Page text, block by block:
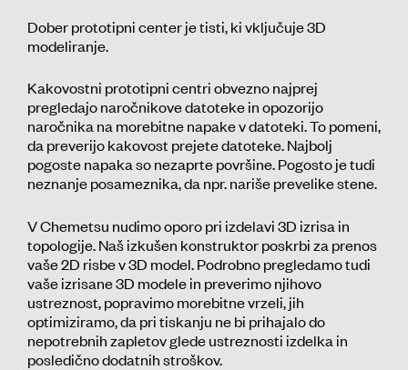
Dober prototipni center je tisti, ki vključuje 3D
modeliranje.
Kakovostni prototipni centri obvezno najprej
pregledajo naročnikove datoteke in opozorijo
naročnika na morebitne napake v datoteki. To pomeni,
da preverijo kakovost prejete datoteke. Najbolj
pogoste napaka so nezaprte površine. Pogosto je tudi
neznanje posameznika, da npr. nariše prevelike stene.
V Chemetsu nudimo oporo pri izdelavi 3D izrisa in
topologije. Naš izkušen konstruktor poskrbi za prenos
vaše 2D risbe v 3D model. Podrobno pregledamo tudi
vaše izrisane 3D modele in preverimo njihovo
ustreznost, popravimo morebitne vrzeli, jih
optimiziramo, da pri tiskanju ne bi prihajalo do
nepotrebnih zapletov glede ustreznosti izdelka in
posledično dodatnih stroškov.